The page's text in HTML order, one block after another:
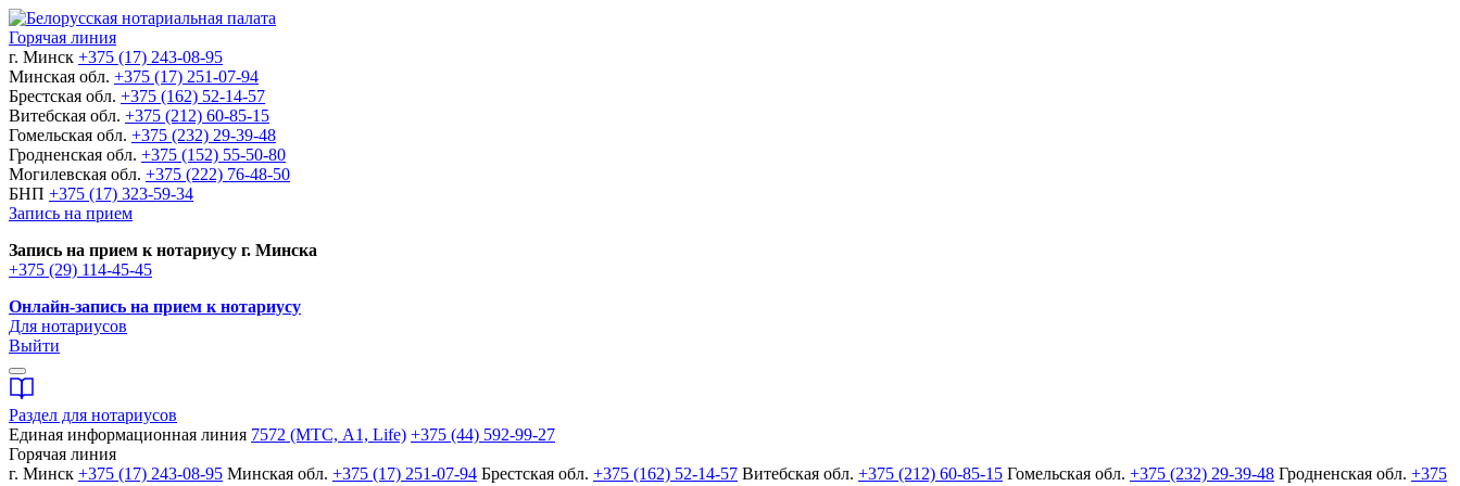
Горячая линия
г. Минск +375 (17) 243-08-95
Минская обл. +375 (17) 251-07-94
Брестская обл. +375 (162) 52-14-57
Витебская обл. +375 (212) 60-85-15
Гомельская обл. +375 (232) 29-39-48
Гродненская обл. +375 (152) 55-50-80
Могилевская обл. +375 (222) 76-48-50
БНП +375 (17) 323-59-34
Запись на прием
Запись на прием к нотариусу г. Минска
+375 (29) 114-45-45
Онлайн-запись на прием к нотариусу
Для нотариусов
Выйти
Раздел для нотариусов
Единая информационная линия 7572 (МТС, A1, Life) +375 (44) 592-99-27
Горячая линия
г. Минск +375 (17) 243-08-95 Минская обл. +375 (17) 251-07-94 Брестская обл. +375 (162) 52-14-57 Витебская обл. +375 (212) 60-85-15 Гомельская обл. +375 (232) 29-39-48 Гродненская обл. +375